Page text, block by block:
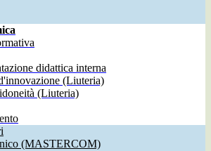
didattica interna
(Liuteria)
(Liuteria)
(MASTERCOM)